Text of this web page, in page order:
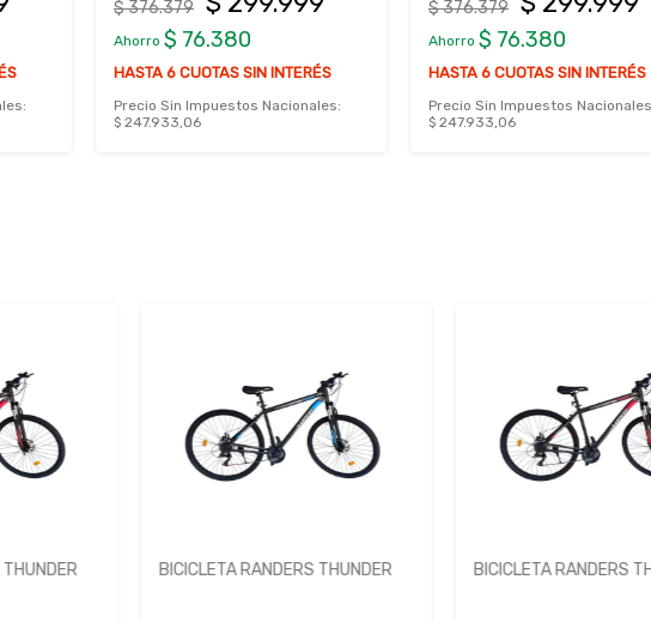
$ 376.379
Ahorro$ 76.380
HASTA 6 CUOTAS SIN INTERÉS
Precio Sin Impuestos Nacionales:
$ 247.933,06
$ 376.379
Ahorro$ 76.380
HASTA 6 CUOTAS SIN INTERÉS
Precio Sin Impuestos Nacionales:
$ 247.933,06
BICICLETA RANDERS THUNDER BICICLETA RANDERS THUNDER